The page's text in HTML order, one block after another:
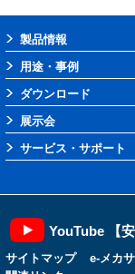
製品情報
用途・事例
ダウンロード
展示会
サービス・サポート
YouTube 【
サイトマップ e-メカ